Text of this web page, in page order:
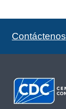
Contáctenos